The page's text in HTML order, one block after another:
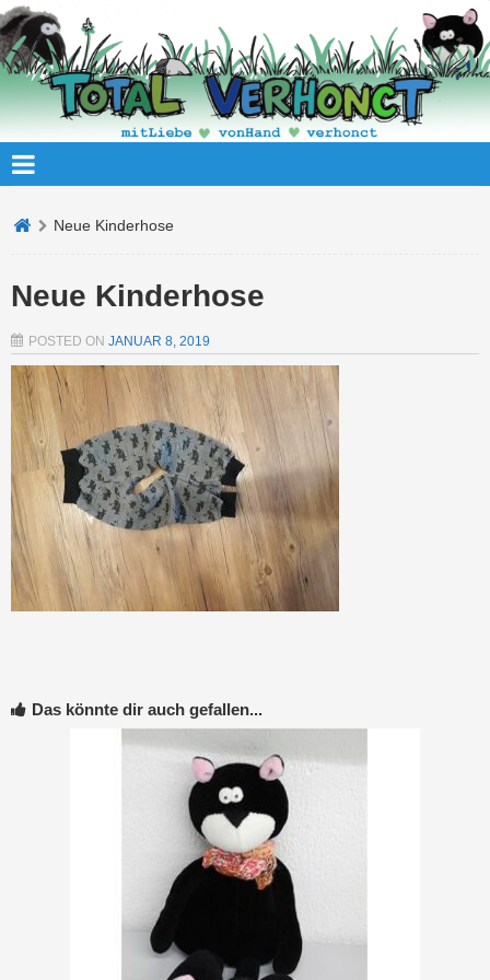
Neue Kinderhose
Neue Kinderhose
POSTED ON JANUAR 8, 2019
Das könnte dir auch gefallen...